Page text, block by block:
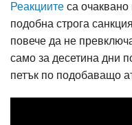
Реакциите са очаквано
подобна строга
повече да не
само за десетина дни
петък по подобаващо